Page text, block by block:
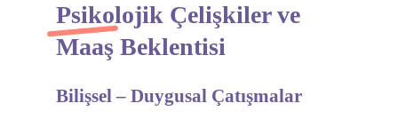
Psikolojik Çelişkiler ve
Maaş Beklentisi
Bilişsel – Duygusal Çatışmalar